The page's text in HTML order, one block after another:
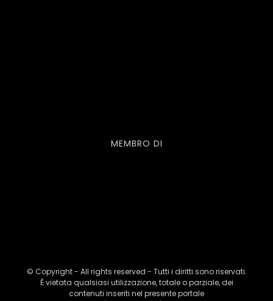
MEMBRO DI
© Copyright - All rights reserved - Tutti i diritti sono riservati.
È vietata qualsiasi utilizzazione, totale o parziale, dei
contenuti inseriti nel presente portale